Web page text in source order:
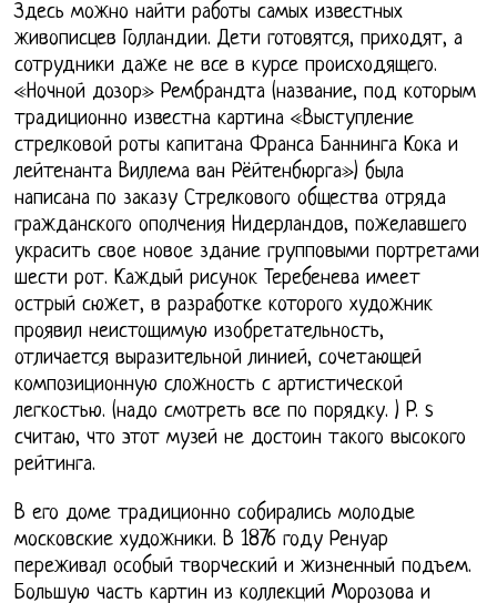
Здесь можно найти работы самых известных
живописцев Голландии. Дети готовятся, приходят, а
сотрудники даже не все в курсе происходящего.
«Ночной дозор» Рембрандта (название, под которым
традиционно известна картина «Выступление
стрелковой роты капитана Франса Баннинга Кока и
лейтенанта Виллема ван Рёйтенбюрга») была
написана по заказу Стрелкового общества отряда
гражданского ополчения Нидерландов, пожелавшего
украсить свое новое здание групповыми портретами
шести рот. Каждый рисунок Теребенева имеет
острый сюжет, в разработке которого художник
проявил неистощимую изобретательность,
отличается выразительной линией, сочетающей
композиционную сложность с артистической
легкостью. (надо смотреть все по порядку. ) P. s
считаю, что этот музей не достоин такого высокого
рейтинга.
В его доме традиционно собирались молодые
московские художники. В 1876 году Ренуар
переживал особый творческий и жизненный подъем.
Большую часть картин из коллекций Морозова и